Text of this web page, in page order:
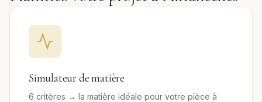
Simulateur de matière
6 critères → la matière idéale pour votre pièce à